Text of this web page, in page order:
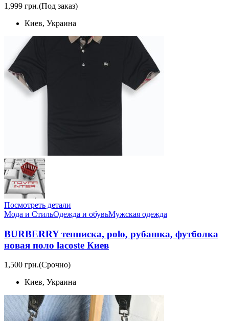
1,999 грн.(Под заказ)
Киев, Украина
Посмотреть детали
Мода и СтильОдежда и обувьМужская одежда
BURBERRY тенниска, polo, рубашка, футболка
новая поло lacoste Киев
1,500 грн.(Срочно)
Киев, Украина